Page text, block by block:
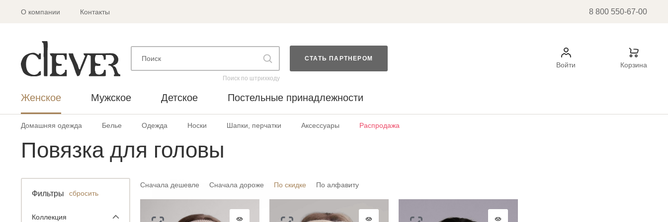
О компании Контакты 8 800 550-67-00
Поиск по штрихкоду
СТАТЬ ПАРТНЕРОМ
Войти Корзина
Женское Мужское Детское Постельные принадлежности
Домашняя одежда Белье Одежда Носки Шапки, перчатки Аксессуары Распродажа
Повязка для головы
Фильтры сбросить
Коллекция
Сначала дешевле Сначала дороже По скидке По алфавиту